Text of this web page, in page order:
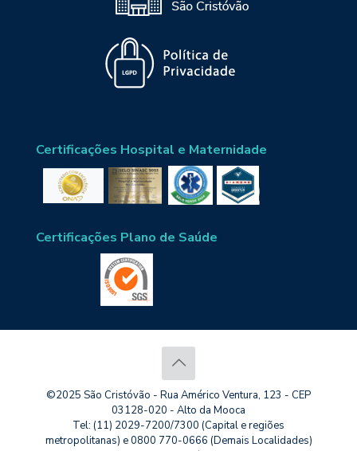
Certificações Hospital e Maternidade
Certificações Plano de Saúde
©2025 São Cristóvão - Rua Américo Ventura, 123 - CEP
03128-020 - Alto da Mooca
Tel: (11) 2029-7200/7300 (Capital e regiões
metropolitanas) e 0800 770-0666 (Demais Localidades)